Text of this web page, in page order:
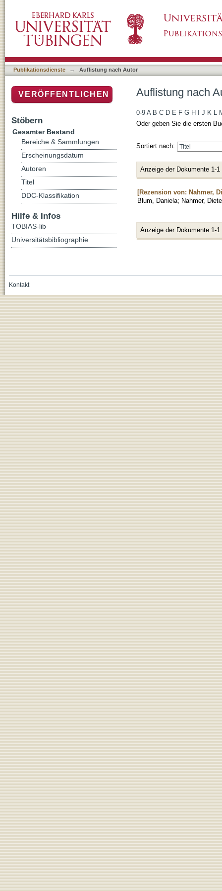
Publikationsdienste → Auflistung nach Autor
Auflistung nach
0-9 A B C D E F G H J K L
Oder geben Sie die ersten
Sortiert nach:
Anzeige der Dokumente 1-1
[Rezension von: Nahmer,
Blum, Daniela; Nahmer,
Anzeige der Dokumente 1-1
VERÖFFENTLICHEN
Stöbern
Gesamter Bestand
Bereiche & Sammlungen
Erscheinungsdatum
Autoren
Titel
DDC-Klassifikation
Hilfe & Infos
TOBIAS-lib
Universitätsbibliographie
Kontakt